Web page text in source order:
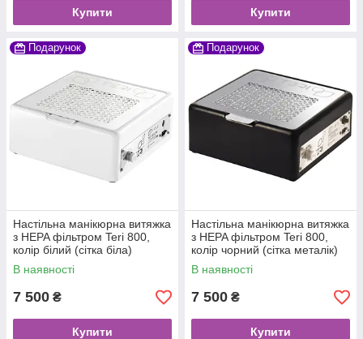
Купити Купити
Подарунок
Настільна манікюрна витяжка
з HEPA фільтром Teri 800,
колір білий (сітка біла)
В наявності
7 500 ₴
Купити
Подарунок
Настільна манікюрна витяжка
з HEPA фільтром Teri 800,
колір чорний (сітка металік)
В наявності
7 500 ₴
Купити